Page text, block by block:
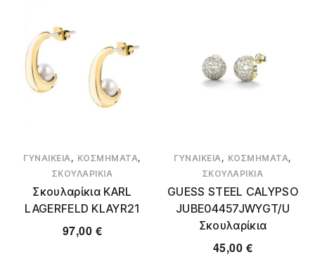
ΓΥΝΑΙΚΕΊΑ, ΚΟΣΜΉΜΑΤΑ,
ΣΚΟΥΛΑΡΊΚΙΑ
Σκουλαρίκια KARL
LAGERFELD KLAYR21
97,00 €
ΓΥΝΑΙΚΕΊΑ, ΚΟΣΜΉΜΑΤΑ,
ΣΚΟΥΛΑΡΊΚΙΑ
GUESS STEEL CALYPSO
JUBE04457JWYGT/U
Σκουλαρίκια
45,00 €